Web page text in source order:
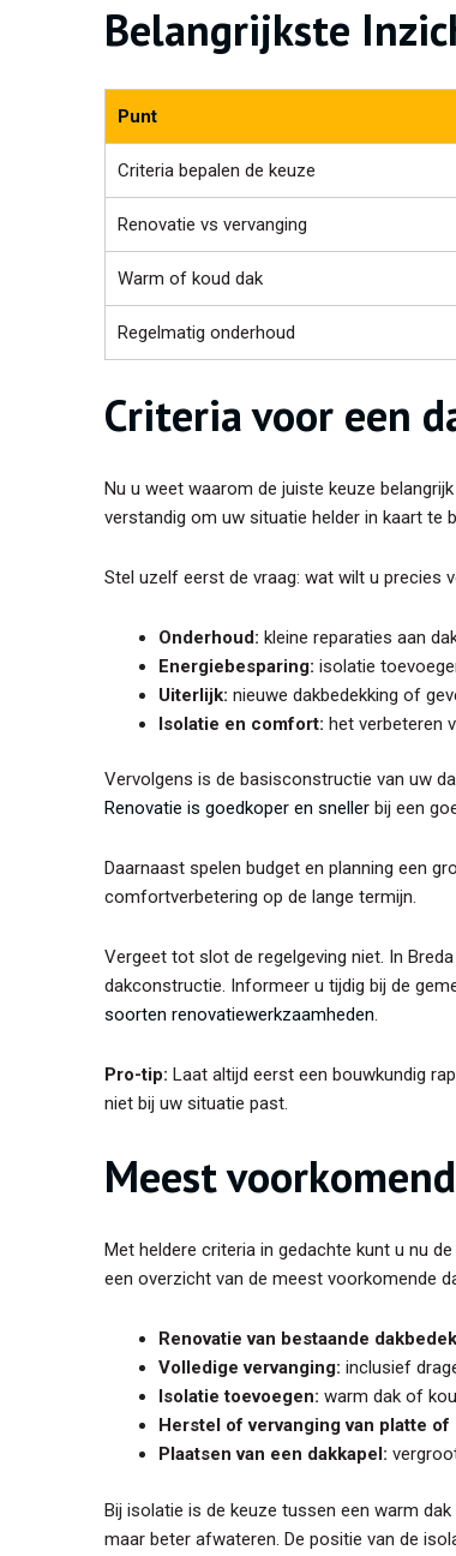
Belangrijkste
Punt
Criteria bepalen de keuze
Renovatie vs vervanging
Warm of koud dak
Regelmatig onderhoud
Criteria voor een
Nu u weet waarom de juiste keuze
verstandig om uw situatie helder in kaart te
Stel uzelf eerst de vraag: wat wilt u precies
Onderhoud: kleine reparaties aan
Energiebesparing: isolatie
Uiterlijk: nieuwe dakbedekking of
Isolatie en comfort: het verbeteren
Vervolgens is de basisconstructie van uw
Renovatie is goedkoper en sneller bij een
Daarnaast spelen budget en planning een
comfortverbetering op de lange termijn.
Vergeet tot slot de regelgeving niet. In
dakconstructie. Informeer u tijdig bij de
soorten renovatiewerkzaamheden.
Pro-tip: Laat altijd eerst een bouwkundig
niet bij uw situatie past.
Meest
Met heldere criteria in gedachte kunt u nu
een overzicht van de meest voorkomende
Renovatie van bestaande
Volledige vervanging: inclusief
Isolatie toevoegen: warm dak of
Herstel of vervanging van platte of
Plaatsen van een dakkapel:
Bij isolatie is de keuze tussen een warm
maar beter afwateren. De positie van de